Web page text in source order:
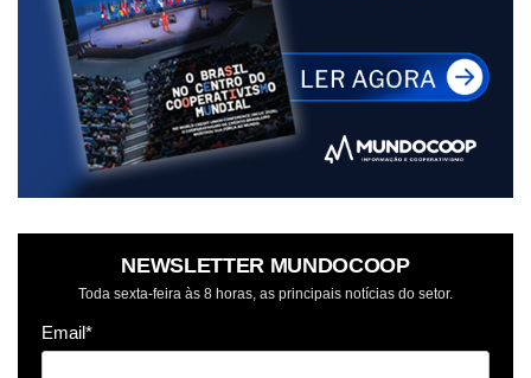
NEWSLETTER MUNDOCOOP
Toda sexta-feira às 8 horas, as principais notícias do setor.
Email*